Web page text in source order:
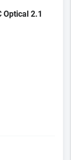
Optical 2.1